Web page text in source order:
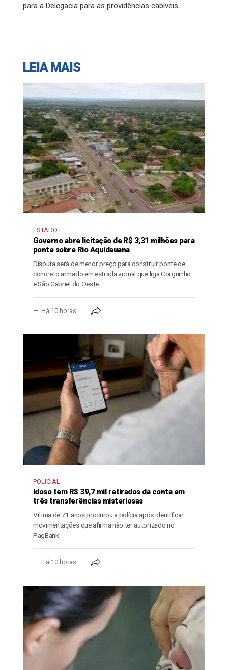
para a Delegacia para as providências cabíveis.
LEIA MAIS
ESTADO
Governo abre licitação de R$ 3,31 milhões para
ponte sobre Rio Aquidauana
Disputa será de menor preço para construir ponte de
concreto armado em estrada vicinal que liga Corguinho
e São Gabriel do Oeste
Há 10 horas
POLICIAL
Idoso tem R$ 39,7 mil retirados da conta em
três transferências misteriosas
Vítima de 71 anos procurou a polícia após identificar
movimentações que afirma não ter autorizado no
PagBank
Há 10 horas